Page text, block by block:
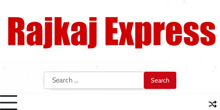
content
Search
for: